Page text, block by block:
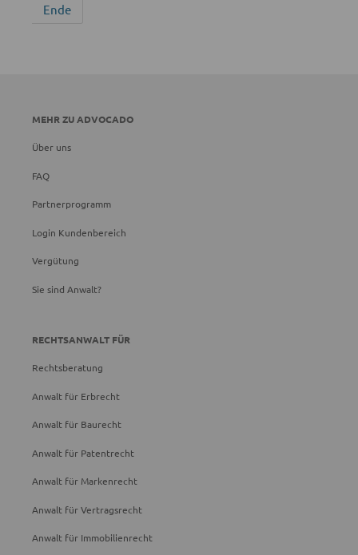
Ende
MEHR ZU ADVOCADO
Über uns
FAQ
Partnerprogramm
Login Kundenbereich
Vergütung
Sie sind Anwalt?
RECHTSANWALT FÜR
Rechtsberatung
Anwalt für Erbrecht
Anwalt für Baurecht
Anwalt für Patentrecht
Anwalt für Markenrecht
Anwalt für Vertragsrecht
Anwalt für Immobilienrecht